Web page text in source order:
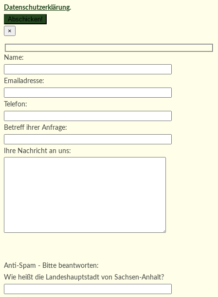
Datenschutzerklärung.
×
Name:
Emailadresse:
Telefon:
Betreff ihrer Anfrage:
Ihre Nachricht an uns:
Bitte lasse dieses Feld leer.
Anti-Spam - Bitte beantworten:
Wie heißt die Landeshauptstadt von Sachsen-Anhalt?